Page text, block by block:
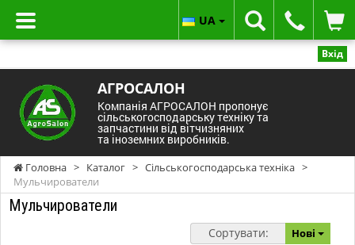
Вхід
АГРОСАЛОН
Компанія АГРОСАЛОН пропонує
сільськогосподарську техніку та
запчастини від вітчизняних
та іноземних виробників.
UA
Головна > Каталог > Сільськогосподарська техніка >
Мульчирователи
Мульчирователи
Сортувати: Нові